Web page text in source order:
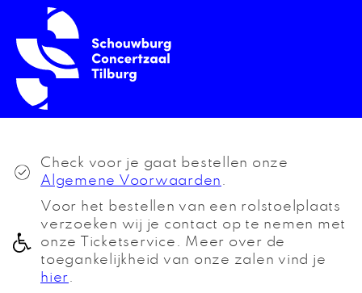
Check voor je gaat bestellen onze
Algemene Voorwaarden
Voor het bestellen van een rolstoelplaats
verzoeken wij je contact op te nemen met
onze Ticketservice. Meer over de
toegankelijkheid van onze zalen vind je
hier